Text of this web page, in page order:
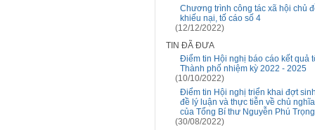
Chương trình công tác xã hội chủ
khiếu nại, tố cáo số 4
(12/12/2022)
TIN ĐÃ ĐƯA
Điểm tin Hội nghị báo cáo kết quả
Thành phố nhiệm kỳ 2022 - 2025
(10/10/2022)
Điểm tin Hội nghị triển khai đợt
đề lý luận và thực tiễn về chủ
của Tổng Bí thư Nguyễn Phú Trọng
(30/08/2022)